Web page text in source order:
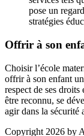
pose un
stratégies
Offrir à son
Choisir l’école
offrir à son enfant
respect de ses
être reconnu, se
agir dans la sécurité
Copyright 2026 by